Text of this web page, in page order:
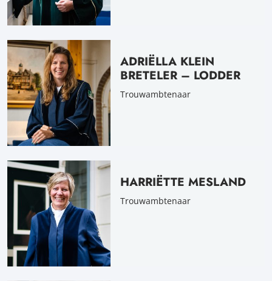
ADRIËLLA KLEIN
BRETELER – LODDER
Trouwambtenaar
HARRIËTTE MESLAND
Trouwambtenaar